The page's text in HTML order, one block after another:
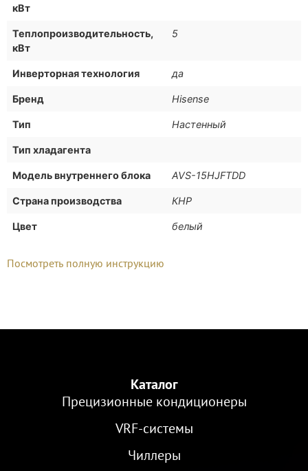
кВт
Теплопроизводительность,
кВт
5
Инверторная технология да
Бренд Hisense
Тип Настенный
Тип хладагента
Модель внутреннего блока AVS-15HJFTDD
Страна производства КНР
Цвет белый
Посмотреть полную инструкцию
Каталог
Прецизионные кондиционеры
VRF-cистемы
Чиллеры